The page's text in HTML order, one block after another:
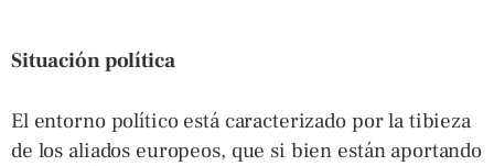
Situación política
El entorno político está caracterizado por la tibieza
de los aliados europeos, que si bien están aportando